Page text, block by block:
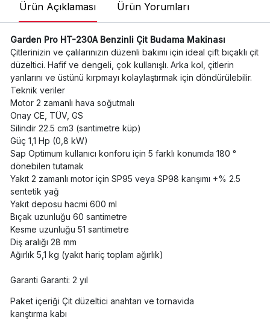
Ürün Açıklaması Ürün Yorumları
Garden Pro HT-230A Benzinli Çit Budama Makinası
Çitlerinizin ve çalılarınızın düzenli bakımı için ideal çift bıçaklı çit
düzeltici. Hafif ve dengeli, çok kullanışlı. Arka kol, çitlerin
yanlarını ve üstünü kırpmayı kolaylaştırmak için döndürülebilir.
Teknik veriler
Motor 2 zamanlı hava soğutmalı
Onay CE, TÜV, GS
Silindir 22.5 cm3 (santimetre küp)
Güç 1,1 Hp (0,8 kW)
Sap Optimum kullanıcı konforu için 5 farklı konumda 180 °
dönebilen tutamak
Yakıt 2 zamanlı motor için SP95 veya SP98 karışımı +% 2.5
sentetik yağ
Yakıt deposu hacmi 600 ml
Bıçak uzunluğu 60 santimetre
Kesme uzunluğu 51 santimetre
Diş aralığı 28 mm
Ağırlık 5,1 kg (yakıt hariç toplam ağırlık)
Garanti Garanti: 2 yıl
Paket içeriği Çit düzeltici anahtarı ve tornavida
karıştırma kabı